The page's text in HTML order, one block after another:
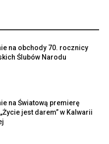
na obchody 70. rocznicy
Ślubów Narodu
na Światową premierę
jest darem” w Kalwarii